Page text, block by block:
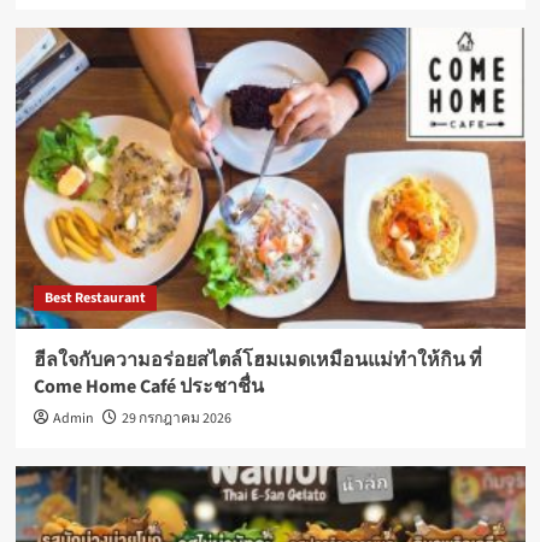
Best Restaurant
ฮีลใจกับความอร่อยสไตล์โฮมเมดเหมือนแม่ทำให้กิน ที่
Come Home Café ประชาชื่น
Admin 29 กรกฎาคม 2026